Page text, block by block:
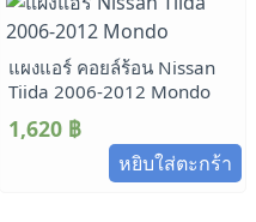
แผงแอร์ คอยล์ร้อน Nissan
Tiida 2006-2012 Mondo
1,620 ฿
หยิบใส่ตะกร้า